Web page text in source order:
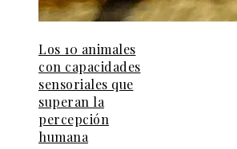
Los 10 animales
con capacidades
sensoriales que
superan la
percepción
humana